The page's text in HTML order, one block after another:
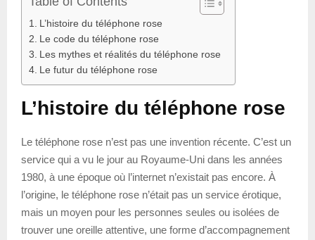
L’histoire du téléphone rose
Le code du téléphone rose
Les mythes et réalités du téléphone rose
Le futur du téléphone rose
L’histoire du téléphone rose
Le téléphone rose n’est pas une invention récente. C’est un
service qui a vu le jour au Royaume-Uni dans les années
1980, à une époque où l’internet n’existait pas encore. À
l’origine, le téléphone rose n’était pas un service érotique,
mais un moyen pour les personnes seules ou isolées de
trouver une oreille attentive, une forme d’accompagnement